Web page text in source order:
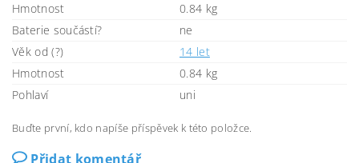
Hmotnost
0.84 kg
Baterie součástí?
ne
Věk od (?)
14 let
Hmotnost
0.84 kg
Pohlaví
uni
Buďte první, kdo napíše příspěvek k této položce.
Přidat komentář